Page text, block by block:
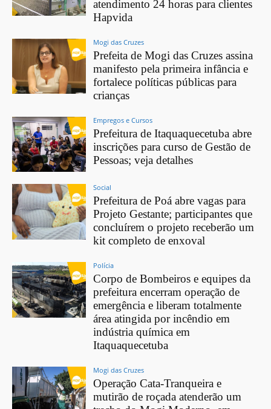
atendimento 24 horas para clientes
Hapvida
Mogi das Cruzes
Prefeita de Mogi das Cruzes assina
manifesto pela primeira infância e
fortalece políticas públicas para
crianças
Empregos e Cursos
Prefeitura de Itaquaquecetuba abre
inscrições para curso de Gestão de
Pessoas; veja detalhes
Social
Prefeitura de Poá abre vagas para
Projeto Gestante; participantes que
concluírem o projeto receberão um
kit completo de enxoval
Polícia
Corpo de Bombeiros e equipes da
prefeitura encerram operação de
emergência e liberam totalmente
área atingida por incêndio em
indústria química em
Itaquaquecetuba
Mogi das Cruzes
Operação Cata-Tranqueira e
mutirão de roçada atenderão um